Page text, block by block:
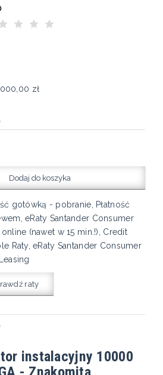
zł
Dodaj do koszyka
gotówką - pobranie, Płatność
eRaty Santander Consumer
online (nawet w 15 min.!), Credit
Raty, eRaty Santander Consumer
raty
instalacyjny 10000
- Znakomita